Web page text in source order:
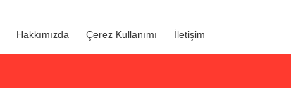
Hakkımızda Çerez Kullanımı İletişim